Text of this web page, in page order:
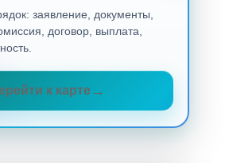
заявление, документы,
договор, выплата,
к карте